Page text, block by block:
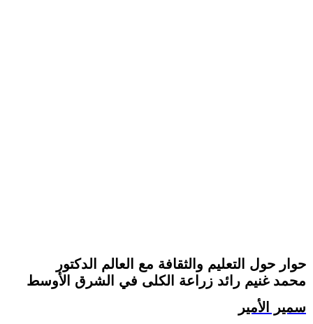
حوار حول التعليم والثقافة مع العالم الدكتور
محمد غنيم رائد زراعة الكلى في الشرق الأوسط
سمير الأمير